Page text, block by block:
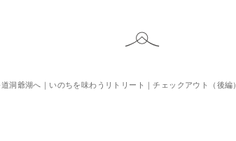
洞爺湖へ｜いのちを味わうリトリート｜チェックアウト（後編）